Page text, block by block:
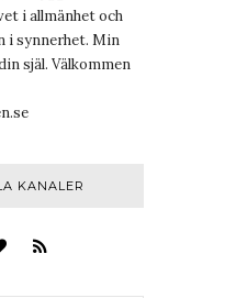
i allmänhet och
i synnerhet. Min
själ. Välkommen
KANALER